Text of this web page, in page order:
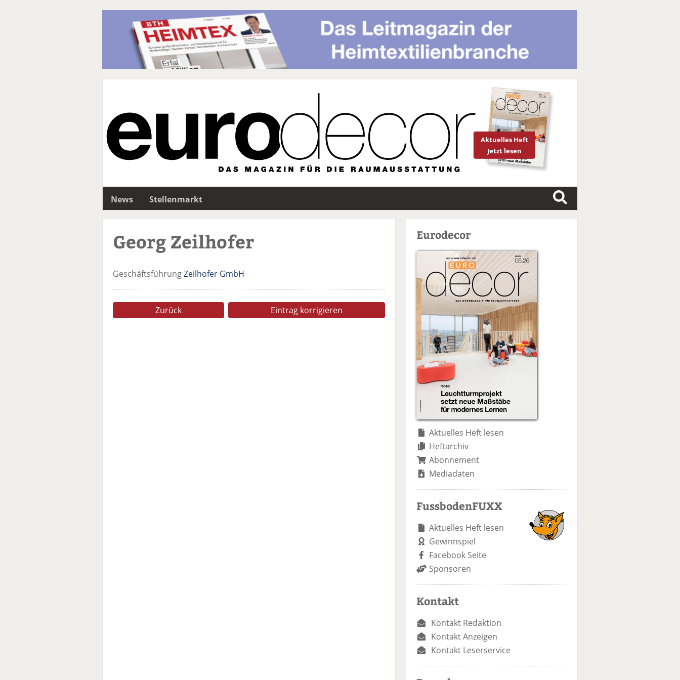
Aktuelles Heft
Jetzt lesen
News
Stellenmarkt
S
u
Georg Zeilhofer
GeschäftsführungZeilhofer GmbH
Zurück Eintrag korrigieren
Eurodecor
Aktuelles Heft lesen
Heftarchiv
Abonnement
Mediadaten
FussbodenFUXX
Aktuelles Heft lesen
Gewinnspiel
Facebook Seite
Sponsoren
Kontakt
Kontakt Redaktion
Kontakt Anzeigen
Kontakt Leserservice